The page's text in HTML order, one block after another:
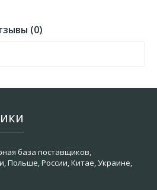
(0)
база поставщиков,
Польше, России, Китае, Украине,